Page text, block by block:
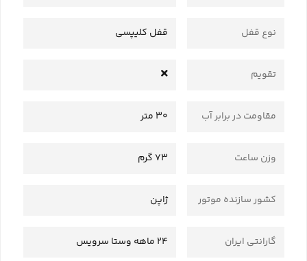
نوع قفل قفل کلیپسی
تقویم
مقاومت در برابر آب 30 متر
وزن ساعت 73 گرم
کشور سازنده موتور ژاپن
گارانتی ایران 24 ماهه وستا سرویس